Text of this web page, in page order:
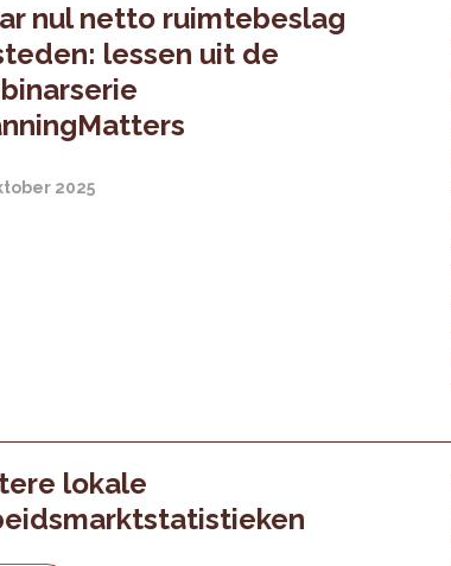
nul netto ruimtebeslag
lessen uit de
2025
lokale